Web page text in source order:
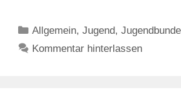
Kategorien
Allgemein,Jugend,
Kommentar hinterlassen